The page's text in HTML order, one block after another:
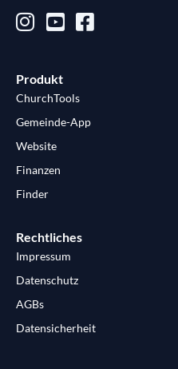
Produkt
ChurchTools
Gemeinde-App
Website
Finanzen
Finder
Rechtliches
Impressum
Datenschutz
AGBs
Datensicherheit